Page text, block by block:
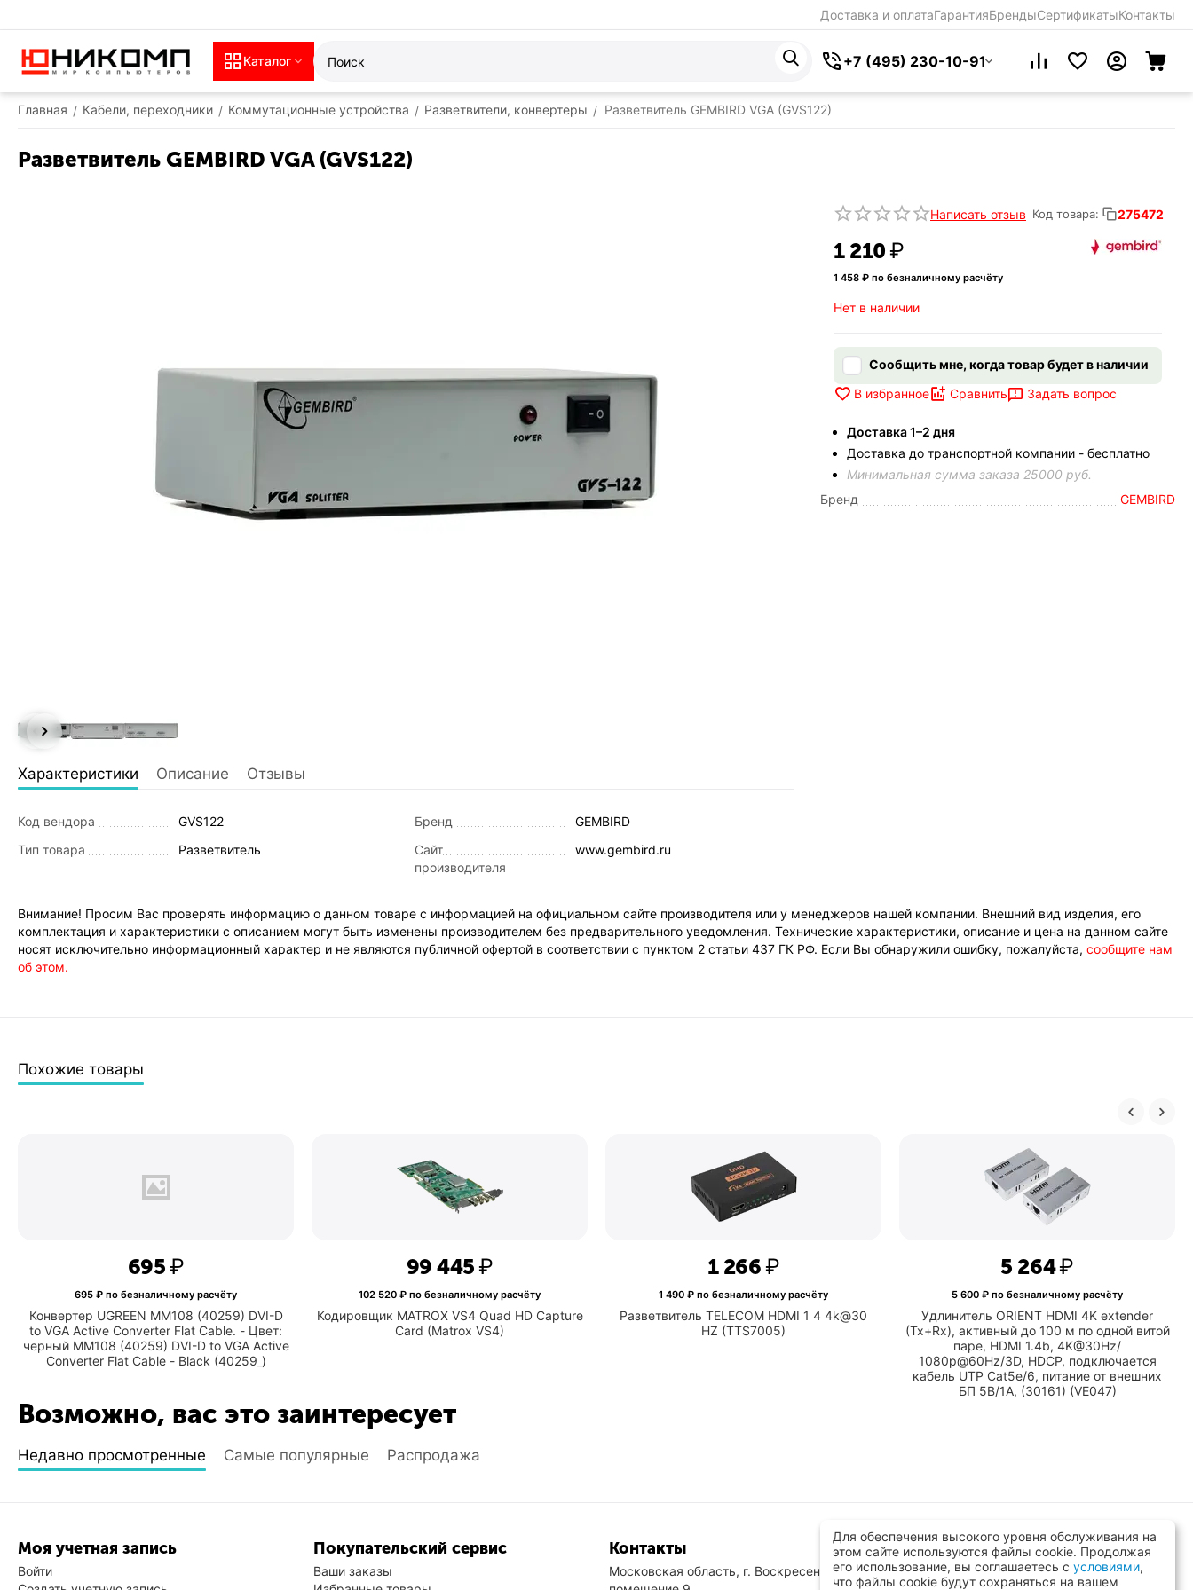
Доставка и оплатаГарантияБрендыСертификатыКонтакты
Каталог +7 (495) 230-10-91
Главная / Кабели, переходники / Коммутационные устройства / Разветвители, конвертеры / Разветвитель GEMBIRD VGA (GVS122)
Разветвитель GEMBIRD VGA (GVS122)
Написать отзыв Код товара: 275472
1 210₽
1 458 ₽ по безналичному расчёту
Нет в наличии
Сообщить мне, когда товар будет в наличии
В избранное
Сравнить Задать вопрос
Доставка 1–2 дня
Доставка до транспортной компании - бесплатно
Минимальная сумма заказа 25000 руб.
Бренд
GEMBIRD
Характеристики Описание Отзывы
Код вендора
GVS122
Тип товара
Разветвитель
Бренд
GEMBIRD
Сайт
производителя
www.gembird.ru
Внимание! Просим Вас проверять информацию о данном товаре с информацией на официальном сайте производителя или у менеджеров нашей компании. Внешний вид изделия, его
комплектация и характеристики с описанием могут быть изменены производителем без предварительного уведомления. Технические характеристики, описание и цена на данном сайте
носят исключительно информационный характер и не являются публичной офертой в соответствии с пунктом 2 статьи 437 ГК РФ. Если Вы обнаружили ошибку, пожалуйста, сообщите нам
об этом.
Похожие товары
Конвертер UGREEN MM108 (40259) DVI-D
to VGA Active Converter Flat Cable. - Цвет:
черный MM108 (40259) DVI-D to VGA Active
Converter Flat Cable - Black (40259_)
‍695‍₽
695 ₽ по безналичному расчёту
Кодировщик MATROX VS4 Quad HD Capture
Card (Matrox VS4)
99 445₽
102 520 ₽ по безналичному расчёту
Разветвитель TELECOM HDMI 1 4 4k@30
HZ (TTS7005)
1 266₽
1 490 ₽ по безналичному расчёту
Удлинитель ORIENT HDMI 4K extender
(Tx+Rx), активный до 100 м по одной витой
паре, HDMI 1.4b, 4K@30Hz/
1080p@60Hz/3D, HDCP, подключается
кабель UTP Cat5e/6, питание от внешних
БП 5В/1А, (30161) (VE047)
5 264₽
5 600 ₽ по безналичному расчёту
Возможно, вас это заинтересует
Недавно просмотренные Самые популярные Распродажа
Моя учетная запись
Войти
Покупательский сервис
Ваши заказы
Контакты
Московская область, г. Воскресенск, ул.Заводская д.8 стр.1
Для обеспечения высокого уровня обслуживания на
этом сайте используются файлы cookie. Продолжая
его использование, вы соглашаетесь с условиями,
что файлы cookie будут сохраняться на вашем